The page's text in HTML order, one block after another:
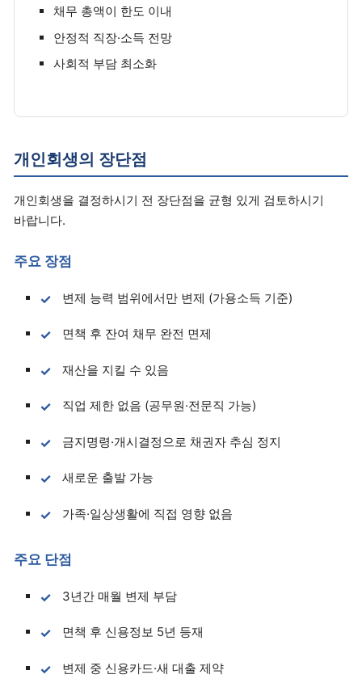
채무 총액이 한도 이내
안정적 직장·소득 전망
사회적 부담 최소화
개인회생의 장단점
개인회생을 결정하시기 전 장단점을 균형 있게 검토하시기
바랍니다.
주요 장점
변제 능력 범위에서만 변제 (가용소득 기준)
면책 후 잔여 채무 완전 면제
재산을 지킬 수 있음
직업 제한 없음 (공무원·전문직 가능)
금지명령·개시결정으로 채권자 추심 정지
새로운 출발 가능
가족·일상생활에 직접 영향 없음
주요 단점
3년간 매월 변제 부담
면책 후 신용정보 5년 등재
변제 중 신용카드·새 대출 제약